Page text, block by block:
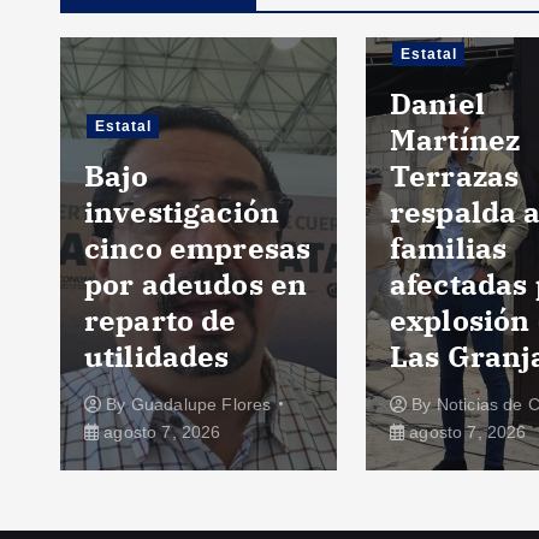
Estatal
Bajo
investigación
cinco empresas
por adeudos en
reparto de
utilidades
ByGuadalupe Flores
agosto 7, 2026
Estatal
Daniel
Martínez
Terrazas
respalda a
familias
afectadas
explosión
Las
ByNoticias de
agosto 7, 2026